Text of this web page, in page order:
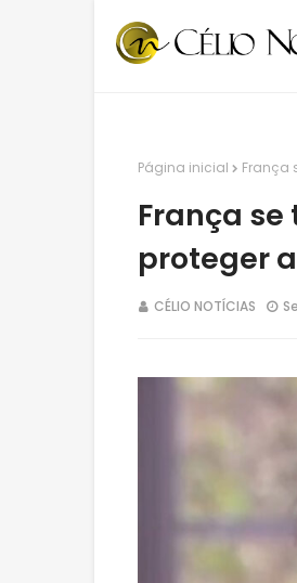
Página inicial França
França
proteger
CÉLIO NOTÍCIAS